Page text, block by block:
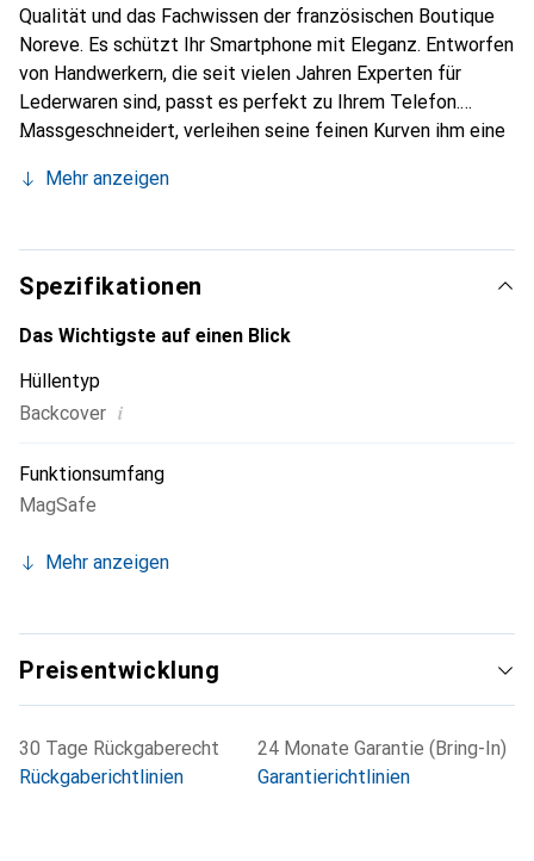
Qualität und das Fachwissen der französischen Boutique
Noreve. Es schützt Ihr Smartphone mit Eleganz. Entworfen
von Handwerkern, die seit vielen Jahren Experten für
Lederwaren sind, passt es perfekt zu Ihrem Telefon.
Massgeschneidert, verleihen seine feinen Kurven ihm eine
unverzichtbaren Accessoire für Ihr Smartphone.
die Marke Noreve eine sichere Wahl für eine
anspruchsvolle Kundschaft.
Mehr anzeigen
Spezifikationen
Das Wichtigste auf einen Blick
Hüllentyp
Backcover i
Funktionsumfang
MagSafe
Mehr anzeigen
Preisentwicklung
30 Tage Rückgaberecht
Rückgaberichtlinien
24 Monate Garantie (Bring-In)
Garantierichtlinien